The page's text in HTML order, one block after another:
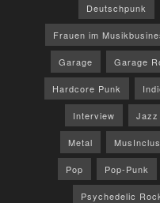
Deutschpunk
Frauen im
Garage Garage
Hardcore Punk
Interview Jazz
Metal
Pop Pop-Punk
Psychedelic